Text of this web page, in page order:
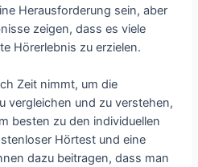
Herausforderung sein, aber
zeigen, dass es viele
Hörerlebnis zu erzielen.
Zeit nimmt, um die
vergleichen und zu verstehen,
besten zu den individuellen
Hörtest und eine
dazu beitragen, dass man